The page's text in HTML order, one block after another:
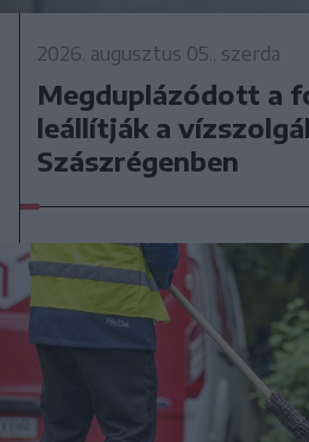
2026. augusztus 05., szerda
Megduplázódott a
leállítják a
Szászrégenben